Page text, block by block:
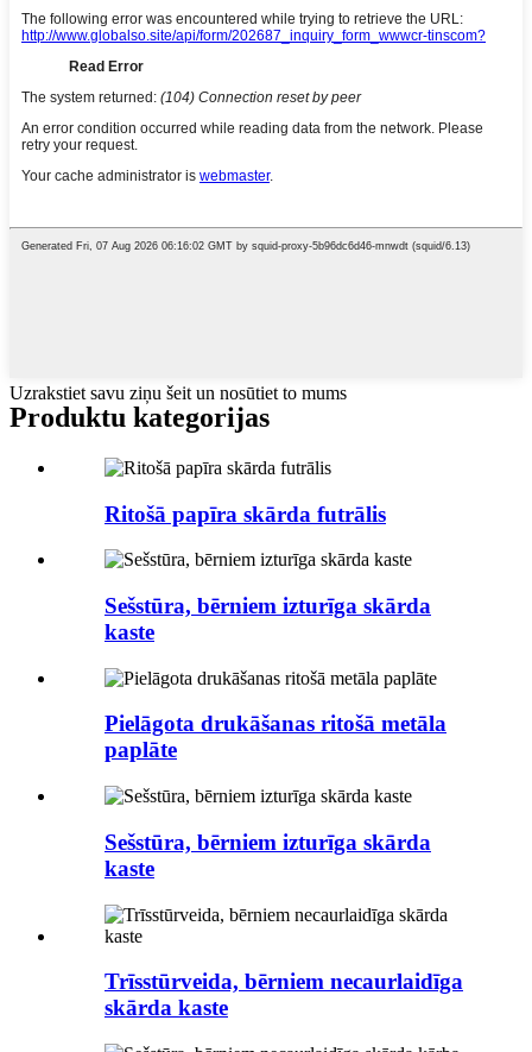
Uzrakstiet savu ziņu šeit un nosūtiet to mums
Produktu kategorijas
Ritošā papīra skārda futrālis
Sešstūra, bērniem izturīga skārda
kaste
Pielāgota drukāšanas ritošā metāla
paplāte
Sešstūra, bērniem izturīga skārda
kaste
Trīsstūrveida, bērniem necaurlaidīga
skārda kaste